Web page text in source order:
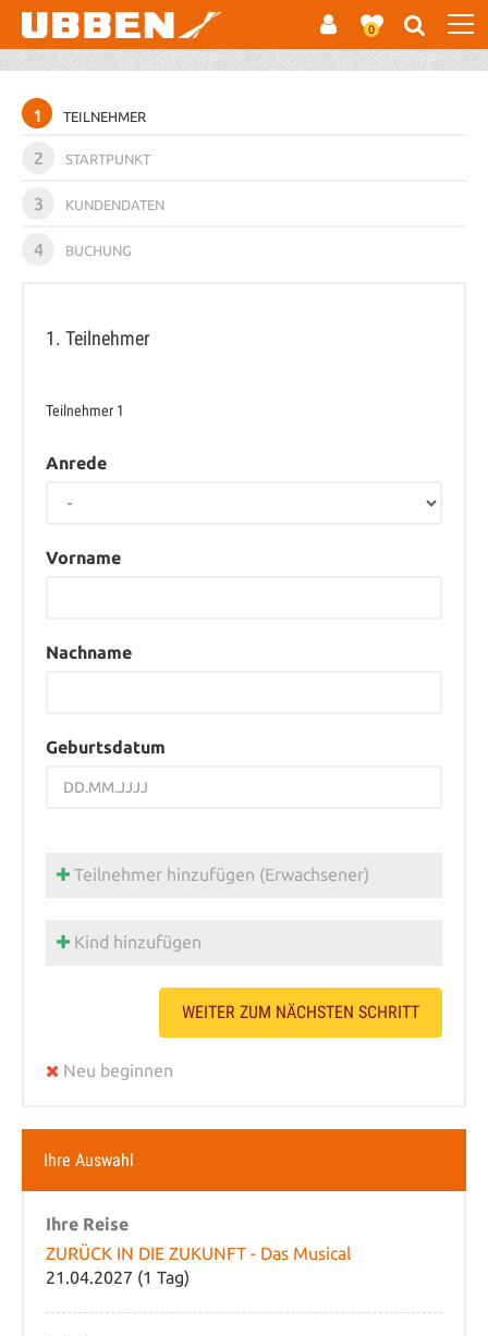
0
1 TEILNEHMER
2 STARTPUNKT
3 KUNDENDATEN
4 BUCHUNG
1. Teilnehmer
Teilnehmer 1
Anrede
Vorname
Nachname
Geburtsdatum
Teilnehmer hinzufügen (Erwachsener)
Kind hinzufügen
WEITER ZUM NÄCHSTEN SCHRITT
Neu beginnen
Ihre Auswahl
Ihre Reise
ZURÜCK IN DIE ZUKUNFT - Das Musical
21.04.2027 (1 Tag)